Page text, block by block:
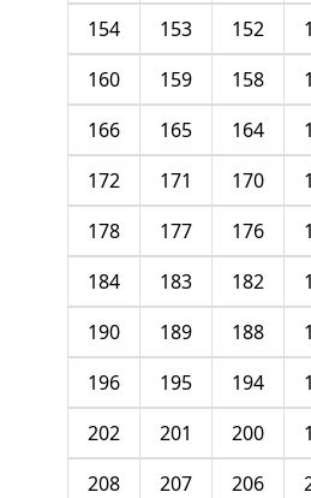
152
153
154
158
159
160
164
165
166
170
171
172
176
177
178
182
183
184
188
189
190
194
195
196
200
201
202
206
207
208